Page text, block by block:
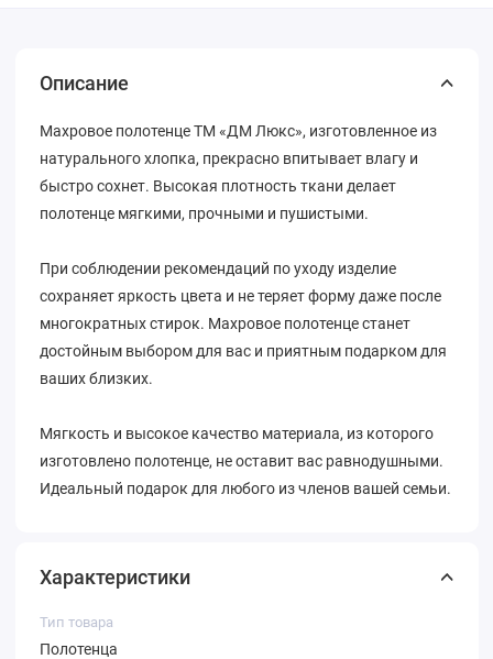
Описание
Махровое полотенце ТМ «ДМ Люкс», изготовленное из
натурального хлопка, прекрасно впитывает влагу и
быстро сохнет. Высокая плотность ткани делает
полотенце мягкими, прочными и пушистыми.
При соблюдении рекомендаций по уходу изделие
сохраняет яркость цвета и не теряет форму даже после
многократных стирок. Махровое полотенце станет
достойным выбором для вас и приятным подарком для
ваших близких.
Мягкость и высокое качество материала, из которого
изготовлено полотенце, не оставит вас равнодушными.
Идеальный подарок для любого из членов вашей семьи.
Характеристики
Тип товара
Полотенца